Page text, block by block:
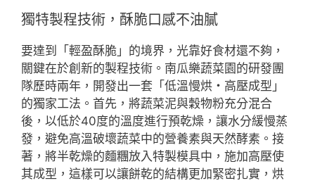
獨特製程技術，酥脆口感不油膩
要達到「輕盈酥脆」的境界，光靠好食材還不夠，
關鍵在於創新的製程技術。南瓜樂蔬菜園的研發團
隊歷時兩年，開發出一套「低溫慢烘・高壓成型」
的獨家工法。首先，將蔬菜泥與穀物粉充分混合
後，以低於40度的溫度進行預乾燥，讓水分緩慢蒸
發，避免高溫破壞蔬菜中的營養素與天然酵素。接
著，將半乾燥的麵糰放入特製模具中，施加高壓使
其成型，這樣可以讓餅乾的結構更加緊密扎實，烘